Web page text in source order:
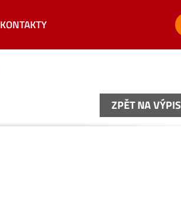
KONTAKTY
ZPĚT NA
ZPĚT NA